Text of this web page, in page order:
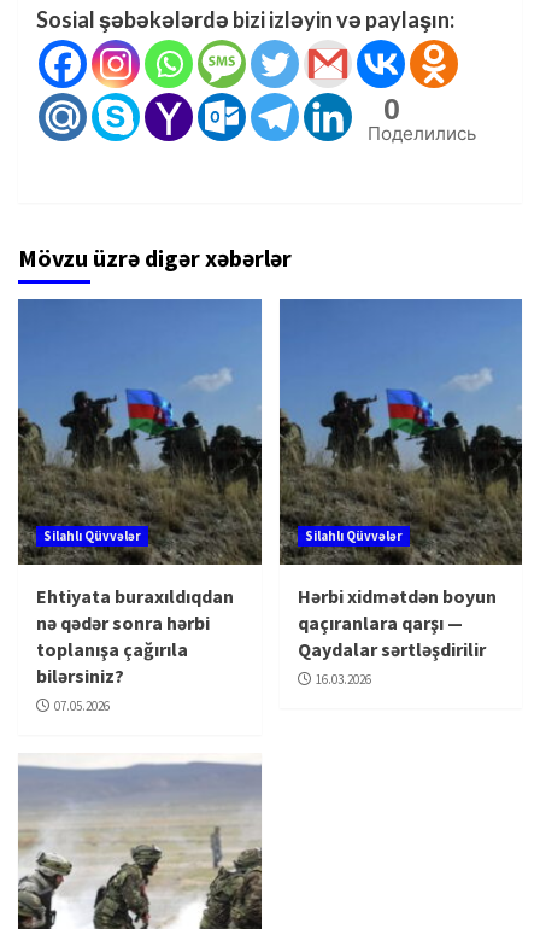
Sosial şəbəkələrdə bizi izləyin və paylaşın:
0
Поделились
Mövzu üzrə digər xəbərlər
Silahlı Qüvvələr
Ehtiyata buraxıldıqdan
nə qədər sonra hərbi
toplanışa çağırıla
bilərsiniz?
07.05.2026
Silahlı Qüvvələr
Hərbi xidmətdən boyun
qaçıranlara qarşı —
Qaydalar sərtləşdirilir
16.03.2026